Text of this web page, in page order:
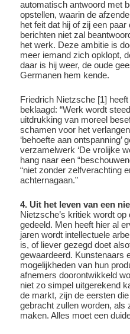
automatisch antwoord met
opstellen, waarin de
het feit dat hij of zij een
berichten niet zal
het werk. Deze ambitie is
meer iemand zich opklopt,
daar is hij weer, de oude
Germanen hem kende.
Friedrich Nietzsche [1]
beklaagd: “Werk wordt
uitdrukking van moreel
schamen voor het
‘behoefte aan ontspanning’
verzamelwerk ‘De vrolijke
hang naar een
“niet zonder zelfverachting
achternagaan.”
4. Uit het leven van een
Nietzsche’s kritiek wordt
gedeeld. Men heeft hier al
jaren wordt intellectuele
is, of liever gezegd doet
gewaardeerd. Kunstenaars
mogelijkheden van hun
afnemers doorontwikkeld
niet zo simpel uitgerekend
de markt, zijn de eersten
gebracht zullen worden, als
maken. Alles moet een